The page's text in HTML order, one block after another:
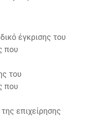
έγκρισης του
που
του
που
επιχείρησης